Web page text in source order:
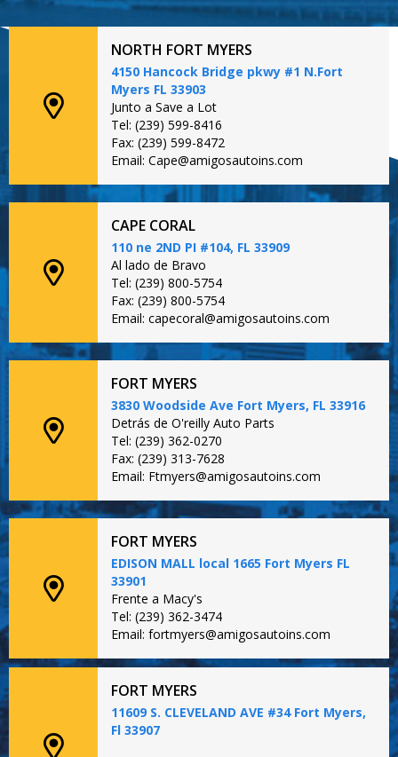
NORTH FORT MYERS
4150 Hancock Bridge pkwy #1 N.Fort
Myers FL 33903
Junto a Save a Lot
Tel: (239) 599-8416
Fax: (239) 599-8472
Email: Cape@amigosautoins.com
CAPE CORAL
110 ne 2ND PI #104, FL 33909
Al lado de Bravo
Tel: (239) 800-5754
Fax: (239) 800-5754
Email: capecoral@amigosautoins.com
FORT MYERS
3830 Woodside Ave Fort Myers, FL 33916
Detrás de O'reilly Auto Parts
Tel: (239) 362-0270
Fax: (239) 313-7628
Email: Ftmyers@amigosautoins.com
FORT MYERS
EDISON MALL local 1665 Fort Myers FL
33901
Frente a Macy's
Tel: (239) 362-3474
Email: fortmyers@amigosautoins.com
FORT MYERS
11609 S. CLEVELAND AVE #34 Fort Myers,
Fl 33907